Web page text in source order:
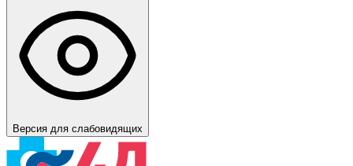
Версия для слабовидящих